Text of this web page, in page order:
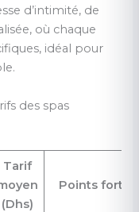
d’intimité, de
où chaque
idéal pour
des spas
Tarif
(Dhs)
Points forts